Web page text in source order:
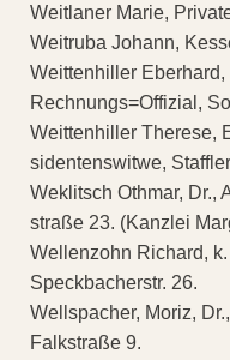
Weitlaner Marie,
Weitruba Johann,
Weittenhiller
Rechnungs=Offizial,
Weittenhiller Therese,
sidentenswitwe,
Weklitsch Othmar, Dr.,
straße 23. (Kanzlei
Wellenzohn Richard,
Speckbacherstr. 26.
Wellspacher, Moriz,
Falkstraße 9.